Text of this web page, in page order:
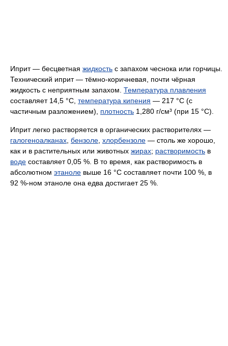
Иприт — бесцветная жидкость с запахом чеснока или горчицы.
Технический иприт — тёмно-коричневая, почти чёрная
жидкость с неприятным запахом. Температура плавления
составляет 14,5 °C, температура кипения — 217 °C (с
частичным разложением), плотность 1,280 г/см³ (при 15 °C).
Иприт легко растворяется в органических растворителях —
галогеноалканах бензоле хлорбензоле — столь же хорошо,
как и в растительных или животных жирах; растворимость в
воде составляет 0,05 %. В то время, как растворимость в
абсолютном этаноле выше 16 °С составляет почти 100 %, в
92 %-ном этаноле она едва достигает 25 %.